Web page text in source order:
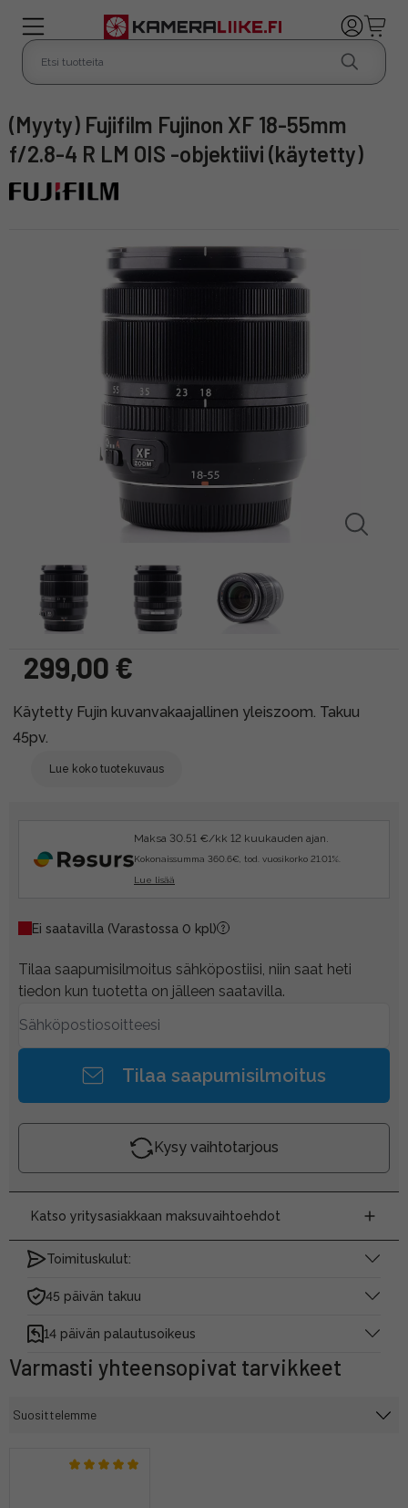
(Myyty) Fujifilm Fujinon XF 18-55mm
f/2.8-4 R LM OIS -objektiivi (käytetty)
299,00 €
Käytetty Fujin kuvanvakaajallinen yleiszoom. Takuu
45pv.
Lue koko tuotekuvaus
Maksa 30.51 €/kk 12 kuukauden ajan.
Kokonaissumma 360.6€, tod. vuosikorko 21.01%.
Lue lisää
Ei saatavilla (Varastossa 0 kpl)
Tilaa saapumisilmoitus sähköpostiisi, niin saat heti
tiedon kun tuotetta on jälleen saatavilla.
Tilaa saapumisilmoitus
Kysy vaihtotarjous
Katso yritysasiakkaan maksuvaihtoehdot
Toimituskulut:
45 päivän takuu
14 päivän palautusoikeus
Varmasti yhteensopivat tarvikkeet